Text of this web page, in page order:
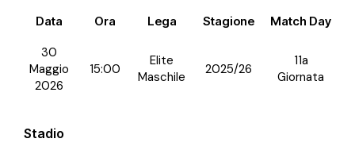
Data Ora Lega Stagione Match Day
30
Maggio
2026
15:00
Elite
Maschile
2025/26
11a
Giornata
Stadio